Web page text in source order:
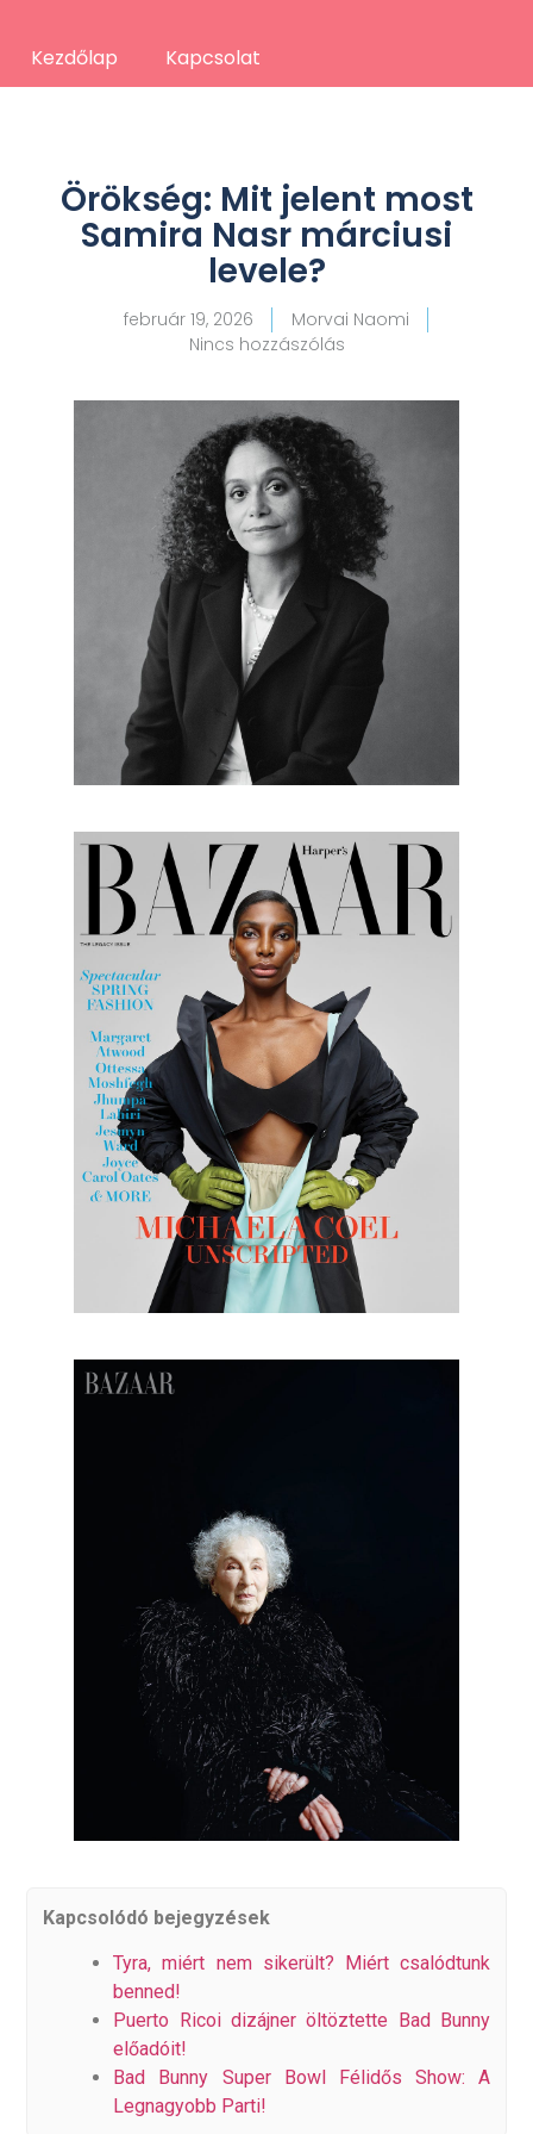
Kezdőlap Kapcsolat
Örökség: Mit jelent most
Samira Nasr márciusi
levele?
február 19, 2026
Morvai Naomi
Nincs hozzászólás
Kapcsolódó bejegyzések
Tyra, miért nem sikerült? Miért csalódtunk
benned!
Puerto Ricoi dizájner öltöztette Bad Bunny
előadóit!
Bad Bunny Super Bowl Félidős Show: A
Legnagyobb Parti!